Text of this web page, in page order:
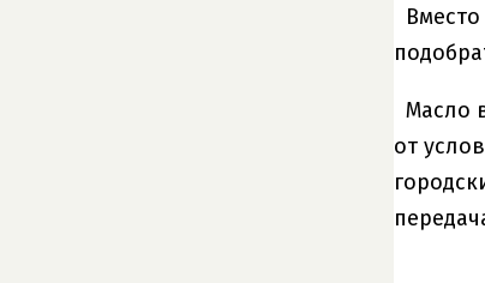
Масло
от